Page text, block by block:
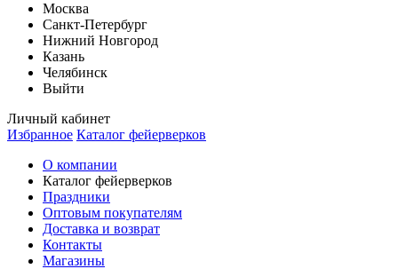
Москва
Санкт-Петербург
Нижний Новгород
Казань
Челябинск
Выйти
Личный кабинет
Избранное Каталог фейерверков
О компании
Каталог фейерверков
Праздники
Оптовым покупателям
Доставка и возврат
Контакты
Магазины